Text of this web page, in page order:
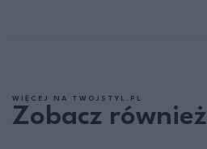
WIĘCEJ NA TWOJSTYL.PL
Zobacz również